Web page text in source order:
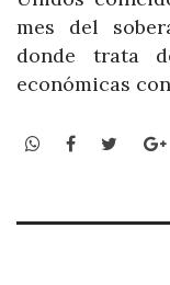
mes del
donde trata
económicas
WhatsApp
Facebook
Twitter